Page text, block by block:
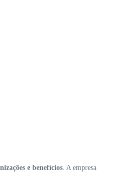
e benefícios. A empresa